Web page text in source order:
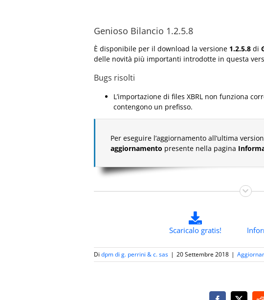
Genioso Bilancio 1.2.5.8
È disponibile per il download la versione 1.2.5.8 di
delle novità più importanti introdotte in questa
Bugs risolti
L’importazione di files XBRL non funziona
contengono un prefisso.
Per eseguire l’aggiornamento all’ultima
aggiornamento presente nella pagina
Scaricalo gratis!
Di dpm di g. perrini & c. sas | 20 Settembre 2018 |